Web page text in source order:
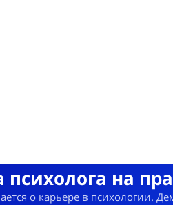
на
о карьере в психологии.